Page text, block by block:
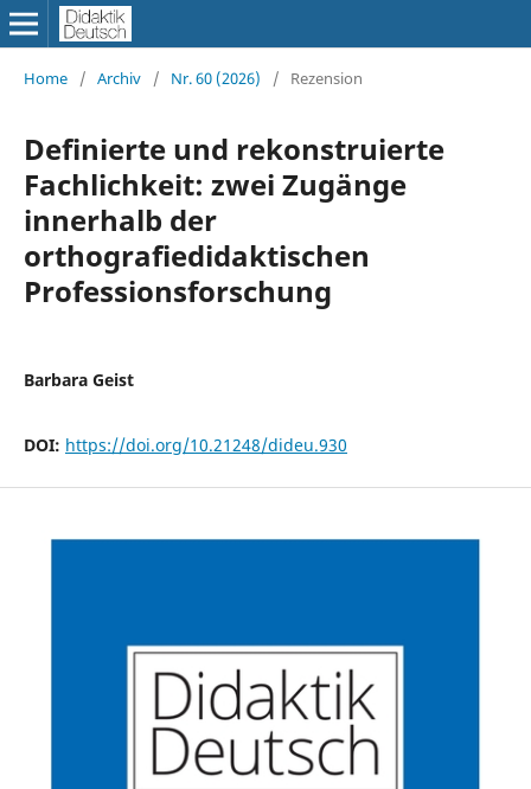
Home / Archiv / Nr. 60 (2026) / Rezension
Definierte und rekonstruierte
Fachlichkeit: zwei Zugänge
innerhalb der
orthografiedidaktischen
Professionsforschung
Barbara Geist
DOI: https://doi.org/10.21248/dideu.930